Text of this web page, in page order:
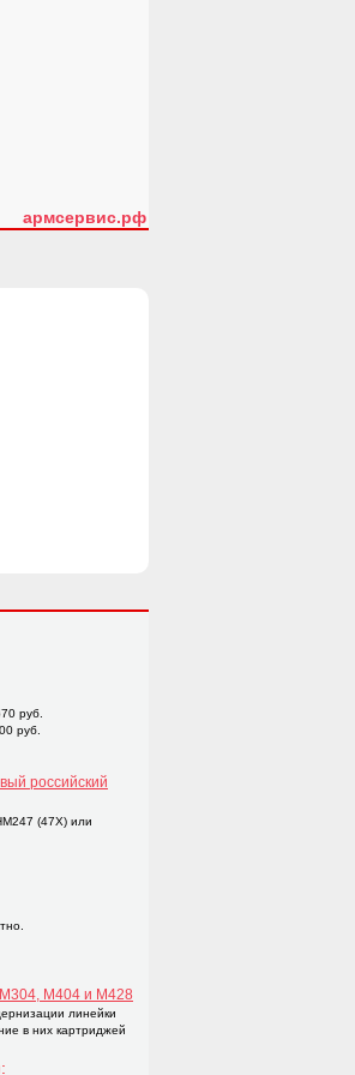
армсервис.рф
руб.
руб.
российский
(47X) или
M404 и M428
линейки
в них картриджей